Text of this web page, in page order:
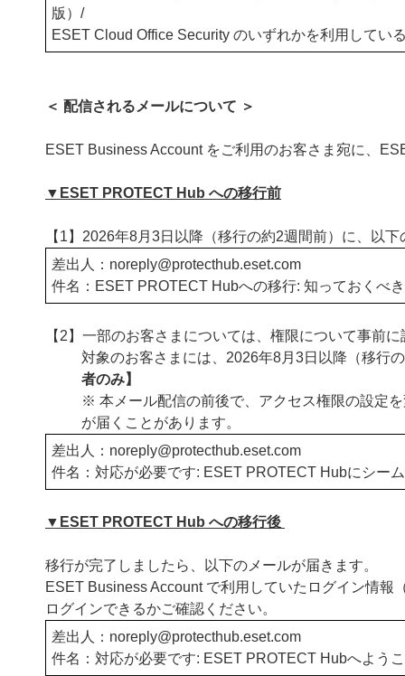
版）/
ESET Cloud Office Security のいずれかを利用してい
＜ 配信されるメールについて ＞
ESET Business Account をご利用のお客さま宛に、
▼ESET PROTECT Hub への移行前
【1】2026年8月3日以降（移行の約2週間前）に、以
差出人：noreply@protecthub.eset.com
件名：ESET PROTECT Hubへの移行: 知っておくべ
【2】一部のお客さまについては、権限について事前
対象のお客さまには、2026年8月3日以降（移行
者のみ】
※ 本メール配信の前後で、アクセス権限の設定
が届くことがあります。
差出人：noreply@protecthub.eset.com
件名：対応が必要です: ESET PROTECT Hubにシー
▼ESET PROTECT Hub への移行後
移行が完了しましたら、以下のメールが届きます。
ESET Business Account で利用していたログイン情報
ログインできるかご確認ください。
差出人：noreply@protecthub.eset.com
件名：対応が必要です: ESET PROTECT Hubへよう